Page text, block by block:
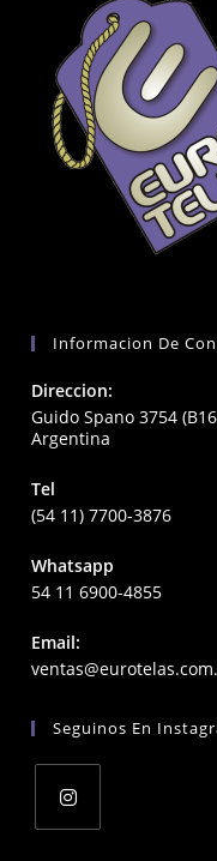
Informacion De
Direccion:
Guido Spano 3754
Argentina
Tel
(54 11) 7700-3876
Whatsapp
54 11 6900-4855
Email:
Seguinos En